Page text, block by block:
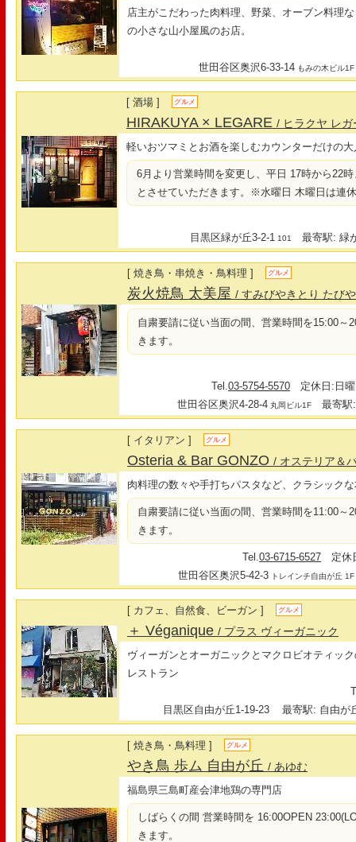
店主がこだわった肉料理、野菜、オーブン料理
の小さな山小屋風のお店。
世田谷区奥沢6-33-14 もみの木ビル1F
[ 酒場 ] グルメ
HIRAKUYA × LEGARE/ ヒラクヤ レガ
軽いおツマミとお酒を楽しむカウンターだけの
6月より営業時間を変更し、平日 17時から22
とさせていただきます。※水曜日 木曜日は連
目黒区緑が丘3-2-1 101 最寄駅: 緑
[ 焼き鳥・串焼き・鳥料理 ] グルメ
炭火焼鳥 太美屋/ すみびやきとり たびや
自粛要請に従い当面の間、営業時間を15:00～
きます。
Tel.03-5754-5570 定休日:日曜
世田谷区奥沢4-28-4 丸岡ビル1F 最寄駅:
[ イタリアン ] グルメ
Osteria & Bar GONZO/ オステリア＆
肉料理の数々や手打ちパスタなど、クラシック
自粛要請に従い当面の間、営業時間を11:00～
きます。
Tel.03-6715-6527 定休
世田谷区奥沢5-42-3 トレインチ自由が丘 1F
[ カフェ、自然食、ビーガン ] グルメ
＋ Véganique/ プラス ヴィーガニック
ヴィーガンとオーガニックとマクロビオティッ
レストラン
目黒区自由が丘1-19-23
最寄駅: 自由が
[ 焼き鳥・鳥料理 ] グルメ
やき鳥 歩ム 自由が丘/ あゆむ
福島県三島町産会津地鶏の専門店
しばらくの間 営業時間を 16:00OPEN
きます。